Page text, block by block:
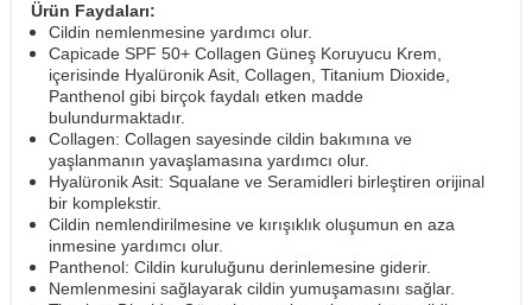
Ürün Faydaları:
Cildin nemlenmesine yardımcı olur.
Capicade SPF 50+ Collagen Güneş Koruyucu Krem,
içerisinde Hyalüronik Asit, Collagen, Titanium Dioxide,
Panthenol gibi birçok faydalı etken madde
bulundurmaktadır.
Collagen: Collagen sayesinde cildin bakımına ve
yaşlanmanın yavaşlamasına yardımcı olur.
Hyalüronik Asit: Squalane ve Seramidleri birleştiren orijinal
bir komplekstir.
Cildin nemlendirilmesine ve kırışıklık oluşumun en aza
inmesine yardımcı olur.
Panthenol: Cildin kuruluğunu derinlemesine giderir.
Nemlenmesini sağlayarak cildin yumuşamasını sağlar.